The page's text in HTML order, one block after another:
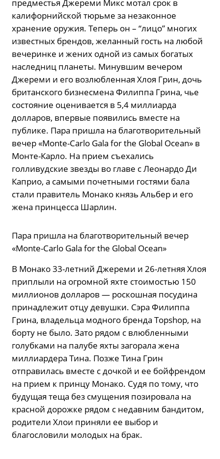
предместья Джереми Микс мотал срок в
калифорнийской тюрьме за незаконное
хранение оружия. Теперь он – “лицо” многих
известных брендов, желанный гость на любой
вечеринке и жених одной из самых богатых
наследниц планеты. Минувшим вечером
Джереми и его возлюбленная Хлоя Грин, дочь
британского бизнесмена Филиппа Грина, чье
состояние оценивается в 5,4 миллиарда
долларов, впервые появились вместе на
публике. Пара пришла на благотворительный
вечер «Monte-Carlo Gala for the Global Ocean» в
Монте-Карло. На прием съехались
голливудские звезды во главе с Леонардо Ди
Каприо, а самыми почетными гостями бала
стали правитель Монако князь Альбер и его
жена принцесса Шарлин.
Пара пришла на благотворительный вечер
«Monte-Carlo Gala for the Global Ocean»
В Монако 33-летний Джереми и 26-летняя Хлоя
приплыли на огромной яхте стоимостью 150
миллионов долларов — роскошная посудина
принадлежит отцу девушки. Сэра Филиппа
Грина, владельца модного бренда Topshop, на
борту не было. Зато рядом с влюбленными
голубками на палубе яхты загорала жена
миллиардера Тина. Позже Тина Грин
отправилась вместе с дочкой и ее бойфрендом
на прием к принцу Монако. Судя по тому, что
будущая теща без смущения позировала на
красной дорожке рядом с недавним бандитом,
родители Хлои приняли ее выбор и
благословили молодых на брак.